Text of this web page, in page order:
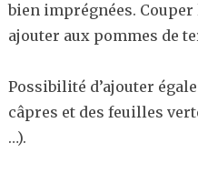
bien imprégnées.
ajouter aux pommes de
Possibilité d’ajouter
câpres et des feuilles
…).